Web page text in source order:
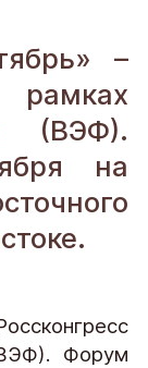
–
(ВЭФ).
на
Форум